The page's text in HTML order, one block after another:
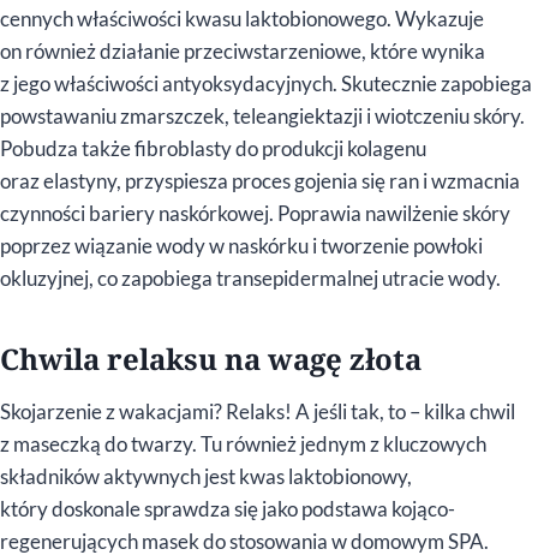
cennych właściwości kwasu laktobionowego. Wykazuje
on również działanie przeciwstarzeniowe, które wynika
z jego właściwości antyoksydacyjnych. Skutecznie zapobiega
powstawaniu zmarszczek, teleangiektazji i wiotczeniu skóry.
Pobudza także fibroblasty do produkcji kolagenu
oraz elastyny, przyspiesza proces gojenia się ran i wzmacnia
czynności bariery naskórkowej. Poprawia nawilżenie skóry
poprzez wiązanie wody w naskórku i tworzenie powłoki
okluzyjnej, co zapobiega transepidermalnej utracie wody.
Chwila relaksu na wagę złota
Skojarzenie z wakacjami? Relaks! A jeśli tak, to – kilka chwil
z maseczką do twarzy. Tu również jednym z kluczowych
składników aktywnych jest kwas laktobionowy,
który doskonale sprawdza się jako podstawa kojąco-
regenerujących masek do stosowania w domowym SPA.